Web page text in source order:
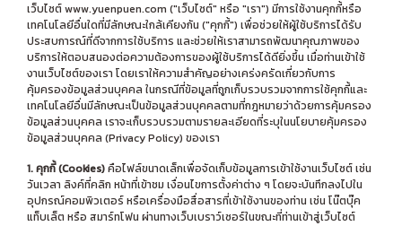
เว็บไซต์ www.yuenpuen.com ("เว็บไซต์" หรือ "เรา") มีการใช้งานคุกกี้หรือ
เทคโนโลยีอื่นใดที่มีลักษณะใกล้เคียงกัน ("คุกกี้") เพื่อช่วยให้ผู้ใช้บริการได้รับ
ประสบการณ์ที่ดีจากการใช้บริการ และช่วยให้เราสามารถพัฒนาคุณภาพของ
บริการให้ตอบสนองต่อความต้องการของผู้ใช้บริการได้ดียิ่งขึ้น เมื่อท่านเข้าใช้
งานเว็บไซต์ของเรา โดยเราให้ความสำคัญอย่างเคร่งครัดเกี่ยวกับการ
คุ้มครองข้อมูลส่วนบุคคล ในกรณีที่ข้อมูลที่ถูกเก็บรวบรวมจากการใช้คุกกี้และ
เทคโนโลยีอื่นมีลักษณะเป็นข้อมูลส่วนบุคคลตามที่กฎหมายว่าด้วยการคุ้มครอง
ข้อมูลส่วนบุคคล เราจะเก็บรวบรวมตามรายละเอียดที่ระบุในนโยบายคุ้มครอง
ข้อมูลส่วนบุคคล (Privacy Policy) ของเรา
1. คุกกี้ (Cookies)คือไฟล์ขนาดเล็กเพื่อจัดเก็บข้อมูลการเข้าใช้งานเว็บไซต์ เช่น
วันเวลา ลิงค์ที่คลิก หน้าที่เข้าชม เงื่อนไขการตั้งค่าต่าง ๆ โดยจะบันทึกลงไปใน
อุปกรณ์คอมพิวเตอร์ หรือเครื่องมือสื่อสารที่เข้าใช้งานของท่าน เช่น โน๊ตบุ๊ค
แท็บเล็ต หรือ สมาร์ทโฟน ผ่านทางเว็บเบราว์เซอร์ในขณะที่ท่านเข้าสู่เว็บไซต์